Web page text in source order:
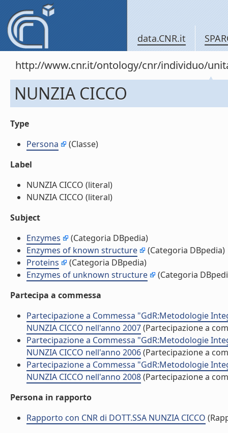
data.CNR.it
http://www.cnr.it/ontology/cnr/individuo/
NUNZIA CICCO
Type
Persona
(Classe)
Label
NUNZIA CICCO (literal)
NUNZIA CICCO (literal)
Subject
Enzymes
(Categoria DBpedia)
Enzymes of known structure
(Categoria DBpedia)
Proteins
(Categoria DBpedia)
Enzymes of unknown structure
(Categoria
Partecipa a commessa
Partecipazione a Commessa "GdR:Metodologie
NUNZIA CICCO nell'anno 2007(Partecipazione a
Partecipazione a Commessa "GdR:Metodologie
NUNZIA CICCO nell'anno 2006(Partecipazione a
Partecipazione a Commessa "GdR:Metodologie
NUNZIA CICCO nell'anno 2008(Partecipazione a
Persona in rapporto
Rapporto con CNR di DOTT.SSA NUNZIA CICCO